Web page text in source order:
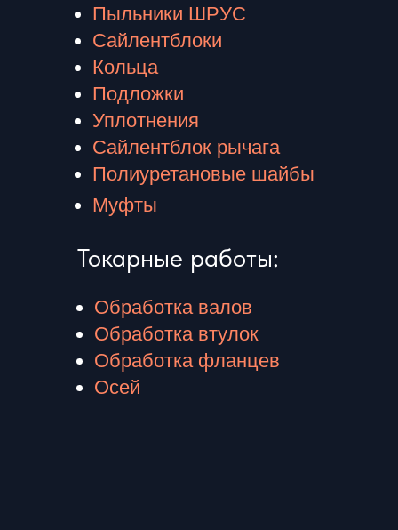
Пыльники ШРУС
Сайлентблоки
Кольца
Подложки
Уплотнения
Сайлентблок рычага
Полиуретановые шайбы
Муфты
Обработка валов
Обработка втулок
Обработка фланцев
Осей
Токарные работы: